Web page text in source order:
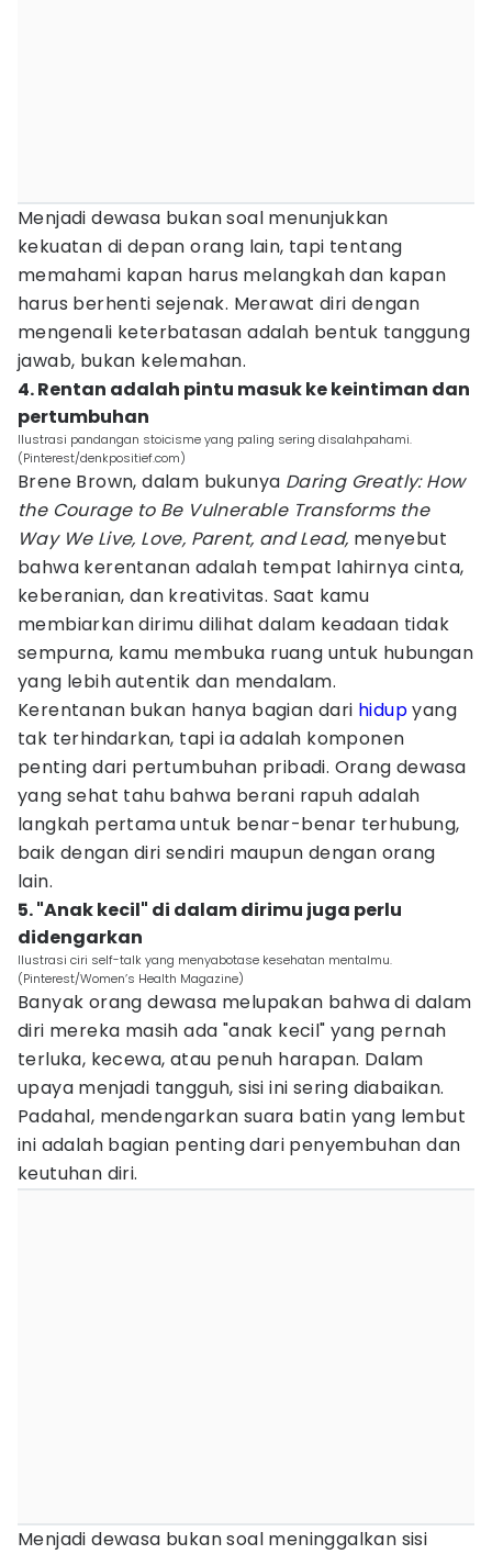
Menjadi dewasa bukan soal menunjukkan
kekuatan di depan orang lain, tapi tentang
memahami kapan harus melangkah dan kapan
harus berhenti sejenak. Merawat diri dengan
mengenali keterbatasan adalah bentuk tanggung
jawab, bukan kelemahan.
4. Rentan adalah pintu masuk ke keintiman dan
pertumbuhan
Ilustrasi pandangan stoicisme yang paling sering disalahpahami.
(Pinterest/denkpositief.com)
Brene Brown, dalam bukunya Daring Greatly: How
the Courage to Be Vulnerable Transforms the
Way We Live, Love, Parent, and Lead, menyebut
bahwa kerentanan adalah tempat lahirnya cinta,
keberanian, dan kreativitas. Saat kamu
membiarkan dirimu dilihat dalam keadaan tidak
sempurna, kamu membuka ruang untuk hubungan
yang lebih autentik dan mendalam.
Kerentanan bukan hanya bagian dari hidupyang
tak terhindarkan, tapi ia adalah komponen
penting dari pertumbuhan pribadi. Orang dewasa
yang sehat tahu bahwa berani rapuh adalah
langkah pertama untuk benar-benar terhubung,
baik dengan diri sendiri maupun dengan orang
lain.
5. "Anak kecil" di dalam dirimu juga perlu
didengarkan
Ilustrasi ciri self-talk yang menyabotase kesehatan mentalmu.
(Pinterest/Women’s Health Magazine)
Banyak orang dewasa melupakan bahwa di dalam
diri mereka masih ada "anak kecil" yang pernah
terluka, kecewa, atau penuh harapan. Dalam
upaya menjadi tangguh, sisi ini sering diabaikan.
Padahal, mendengarkan suara batin yang lembut
ini adalah bagian penting dari penyembuhan dan
keutuhan diri.
Menjadi dewasa bukan soal meninggalkan sisi